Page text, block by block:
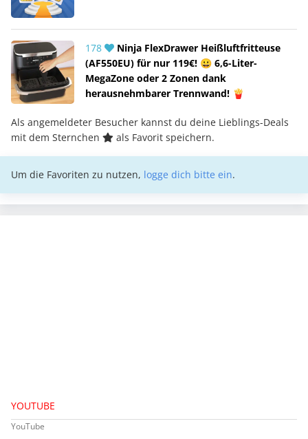
178
Ninja FlexDrawer Heißluftfritteuse
(AF550EU) für nur 119€! 😀 6,6-Liter-
MegaZone oder 2 Zonen dank
herausnehmbarer Trennwand! 🍟
Als angemeldeter Besucher kannst du deine Lieblings-Deals
mit dem Sternchen
als Favorit speichern.
Um die Favoriten zu nutzen, logge dich bitte ein.
YOUTUBE
YouTube